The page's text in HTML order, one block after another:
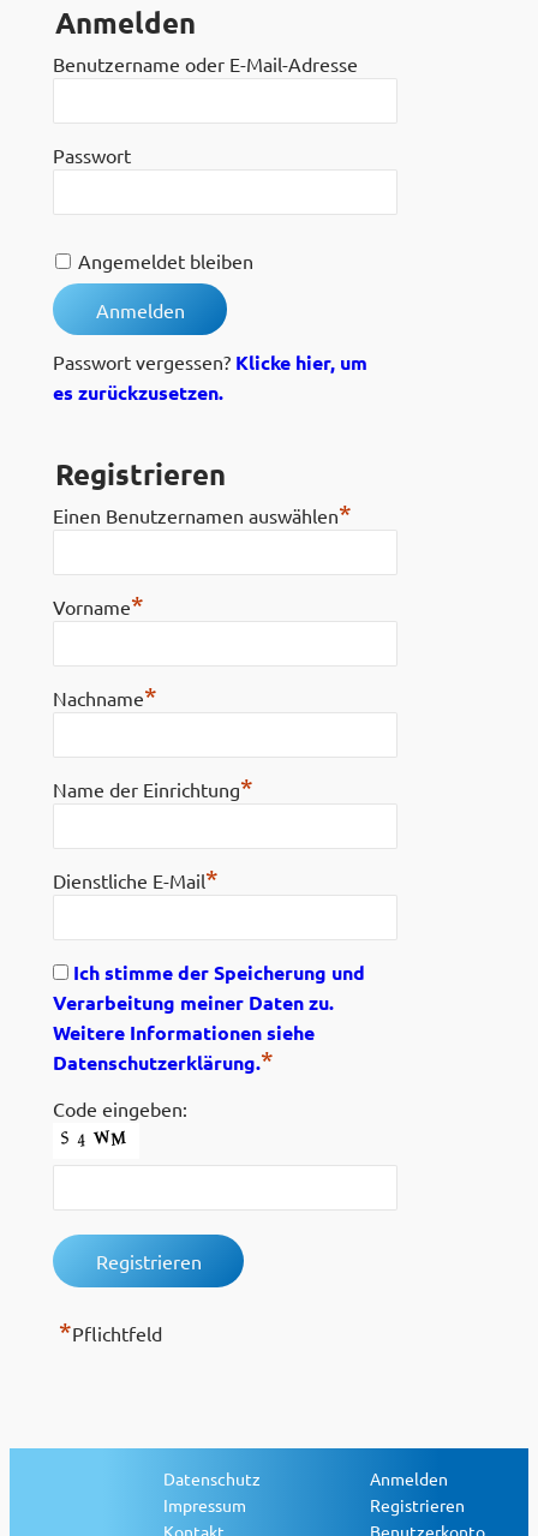
Anmelden
Benutzername oder E-Mail-Adresse
Passwort
Angemeldet bleiben
Passwort vergessen? Klicke hier, um
es zurückzusetzen.
Registrieren
Einen Benutzernamen auswählen*
Vorname*
Nachname*
Name der Einrichtung*
Dienstliche E-Mail*
Ich stimme der Speicherung und
Verarbeitung meiner Daten zu.
Weitere Informationen siehe
Datenschutzerklärung.*
Code eingeben:
*Pflichtfeld
Datenschutz
Impressum
Kontakt
Anmelden
Registrieren
Benutzerkonto